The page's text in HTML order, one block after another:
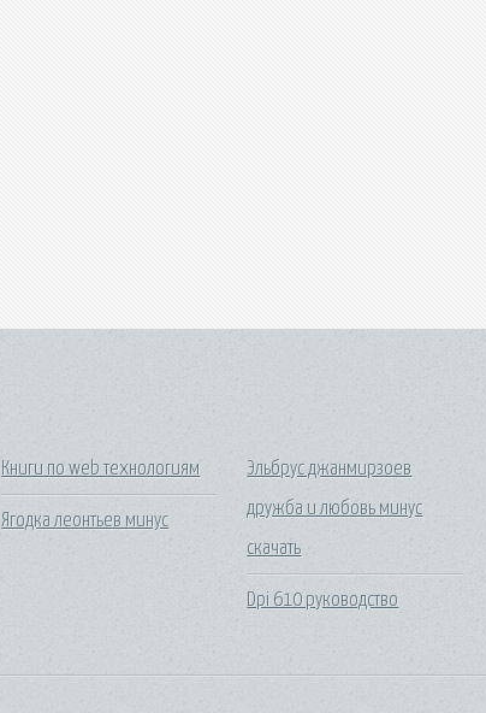
Книги по web технологиям
Ягодка леонтьев минус
Эльбрус джанмирзоев
дружба и любовь минус
скачать
Dpi 610 руководство